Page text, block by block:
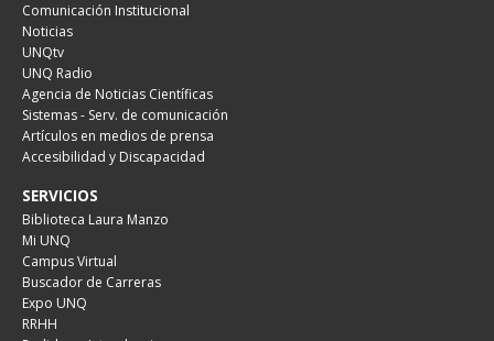
Comunicación Institucional
Noticias
UNQtv
UNQ Radio
Agencia de Noticias Científicas
Sistemas - Serv. de comunicación
Artículos en medios de prensa
Accesibilidad y Discapacidad
SERVICIOS
Biblioteca Laura Manzo
Mi UNQ
Campus Virtual
Buscador de Carreras
Expo UNQ
RRHH